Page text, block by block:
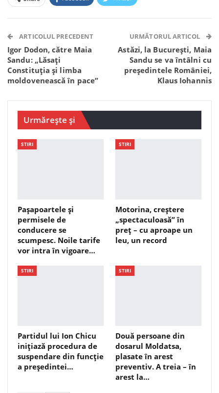
Telegram WhatsApp Viber
ARTICOLUL PRECEDENT
Igor Dodon, către Maia
Sandu: „Lăsați
Constituția și limba
moldovenească în pace”
URMĂTORUL ARTICOL
Astăzi, la București, Maia
Sandu se va întâlni cu
președintele României,
Klaus Iohannis
Urmărește și
STIRI
Pașapoartele și
permisele de
conducere se
scumpesc. Noile tarife
vor intra în vigoare…
STIRI
Motorina, creștere
„spectaculoasă” în
preț – cu aproape un
leu, un record
STIRI
Partidul lui Ion Chicu
inițiază procedura de
suspendare din funcție
a președintei…
STIRI
Două persoane din
dosarul Moldatsa,
plasate în arest
preventiv. A treia – în
arest la…